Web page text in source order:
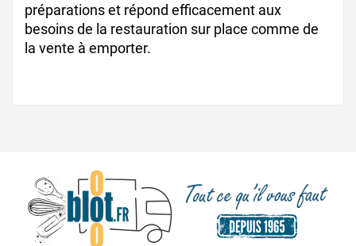
préparations et répond efficacement aux
besoins de la restauration sur place comme de
la vente à emporter.